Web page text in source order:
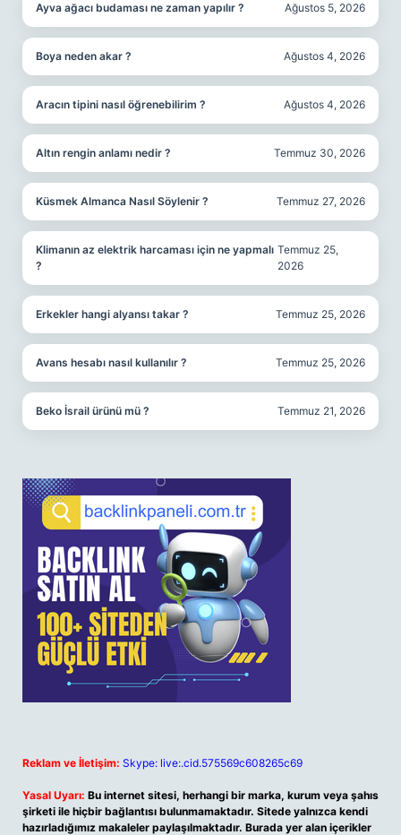
Ayva ağacı budaması ne zaman yapılır ? Ağustos 5, 2026
Boya neden akar ? Ağustos 4, 2026
Aracın tipini nasıl öğrenebilirim ? Ağustos 4, 2026
Altın rengin anlamı nedir ? Temmuz 30, 2026
Küsmek Almanca Nasıl Söylenir ? Temmuz 27, 2026
Klimanın az elektrik harcaması için ne yapmalı
?
Temmuz 25,
2026
Erkekler hangi alyansı takar ? Temmuz 25, 2026
Avans hesabı nasıl kullanılır ? Temmuz 25, 2026
Beko İsrail ürünü mü ? Temmuz 21, 2026
Reklam ve İletişim: Skype: live:.cid.575569c608265c69
Yasal Uyarı: Bu internet sitesi, herhangi bir marka, kurum veya şahıs
şirketi ile hiçbir bağlantısı bulunmamaktadır. Sitede yalnızca kendi
hazırladığımız makaleler paylaşılmaktadır. Burada yer alan içerikler